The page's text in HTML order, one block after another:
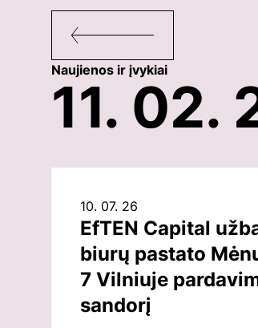
Naujienos ir įvykiai
11. 02.
10. 07. 26
EfTEN Capital
biurų pastato
7 Vilniuje
sandorį